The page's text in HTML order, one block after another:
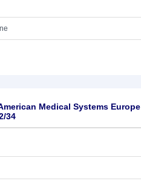
Medical Systems Europe
34